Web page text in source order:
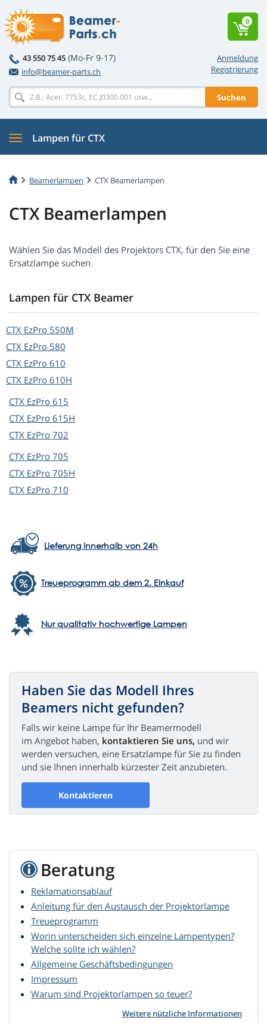
Anmeldung
Registrierung
43 550 75 45 (Mo-Fr 9-17)
info@beamer-parts.ch
Suchen
0
Lampen für CTX
Beamerlampen CTX Beamerlampen
CTX Beamerlampen
Wählen Sie das Modell des Projektors CTX, für den Sie eine
Ersatzlampe suchen.
Lampen für CTX Beamer
CTX EzPro 550M
CTX EzPro 580
CTX EzPro 610
CTX EzPro 610H
CTX EzPro 615
CTX EzPro 615H
CTX EzPro 702
CTX EzPro 705
CTX EzPro 705H
CTX EzPro 710
Lieferung innerhalb von 24h
Treueprogramm ab dem 2. Einkauf
Nur qualitativ hochwertige Lampen
Haben Sie das Modell Ihres
Beamers nicht gefunden?
Falls wir keine Lampe für Ihr Beamermodell
im Angebot haben, kontaktieren Sie uns, und wir
werden versuchen, eine Ersatzlampe für Sie zu finden
und sie Ihnen innerhalb kürzester Zeit anzubieten.
Kontaktieren
Beratung
Reklamationsablauf
Anleitung für den Austausch der Projektorlampe
Treueprogramm
Worin unterscheiden sich einzelne Lampentypen?
Welche sollte ich wählen?
Allgemeine Geschäftsbedingungen
Impressum
Warum sind Projektorlampen so teuer?
Weitere nützliche Informationen